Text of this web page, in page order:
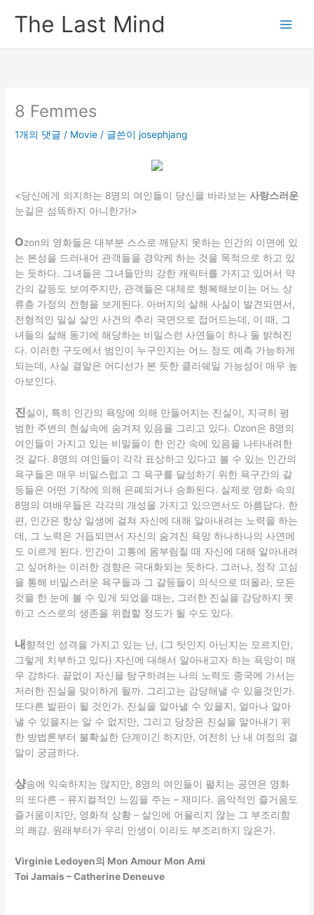
The Last Mind
8 Femmes
1개의 댓글 / Movie / 글쓴이josephjang
<당신에게 의지하는 8명의 여인들이 당신을 바라보는사랑스러운
눈길은 섬뜩하지 아니한가!>
Ozon의 영화들은 대부분 스스로 깨닫지 못하는 인간의 이면에 있
는 본성을 드러내어 관객들을 경악케 하는 것을 목적으로 하고 있
는 듯하다. 그녀들은 그녀들만의 강한 캐릭터를 가지고 있어서 약
간의 갈등도 보여주지만, 관객들은 대체로 행복해보이는 어느 상
류층 가정의 전형을 보게된다. 아버지의 살해 사실이 발견되면서,
전형적인 밀실 살인 사건의 추리 국면으로 접어드는데, 이 때, 그
녀들의 살해 동기에 해당하는 비밀스런 사연들이 하나 둘 밝혀진
다. 이러한 구도에서 범인이 누구인지는 어느 정도 예측 가능하게
되는데, 사실 결말은 어디선가 본 듯한 클리쉐일 가능성이 매우 높
아보인다.
진실이, 특히 인간의 욕망에 의해 만들어지는 진실이, 지극히 평
범한 주변의 현실속에 숨겨져 있음을 그리고 있다. Ozon은 8명의
여인들이 가지고 있는 비밀들이 한 인간 속에 있음을 나타내려한
것 같다. 8명의 여인들이 각각 표상하고 있다고 볼 수 있는 인간의
욕구들은 매우 비밀스럽고 그 욕구를 달성하기 위한 욕구간의 갈
등들은 어떤 기작에 의해 은폐되거나 승화된다. 실제로 영화 속의
8명의 여배우들은 각각의 개성을 가지고 있으면서도 아름답다. 한
편, 인간은 항상 일생에 걸쳐 자신에 대해 알아내려는 노력을 하는
데, 그 노력은 거듭되면서 자신의 숨겨진 욕망 하나하나의 사연에
도 이르게 된다. 인간이 고통에 몸부림칠 때 자신에 대해 알아내려
고 싶어하는 이러한 경향은 극대화되는 듯하다. 그러나, 정작 고심
을 통해 비밀스러운 욕구들과 그 갈등들이 의식으로 떠올라, 모든
것을 한 눈에 볼 수 있게 되었을 때는, 그러한 진실을 감당하지 못
하고 스스로의 생존을 위협할 정도가 될 수도 있다.
내향적인 성격을 가지고 있는 난, (그 탓인지 아닌지는 모르지만,
그렇게 치부하고 있다) 자신에 대해서 알아내고자 하는 욕망이 매
우 강하다. 끝없이 자신을 탐구하려는 나의 노력도 종국에 가서는
저러한 진실을 맞이하게 될까. 그리고는 감당해낼 수 있을것인가.
또다른 발판이 될 것인가. 진실을 알아낼 수 있을지, 얼마나 알아
낼 수 있을지는 알 수 없지만, 그리고 당장은 진실을 알아내기 위
한 방법론부터 불확실한 단계이긴 하지만, 여전히 난 내 여정의 결
말이 궁금하다.
샹송에 익숙하지는 않지만, 8명의 여인들이 펼치는 공연은 영화
의 또다른 – 뮤지컬적인 느낌을 주는 – 재미다. 음악적인 즐거움도
즐거움이지만, 영화적 상황 – 살인에 어울리지 않는 그 부조리함
의 쾌감. 원래부터가 우리 인생이 이리도 부조리하지 않은가.
Virginie Ledoyen의 Mon Amour Mon Ami
Toi Jamais – Catherine Deneuve